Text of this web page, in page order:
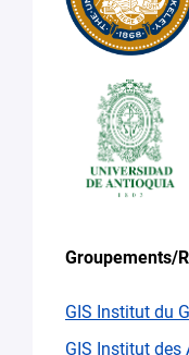
Groupements/
GIS Institut du
GIS Institut des